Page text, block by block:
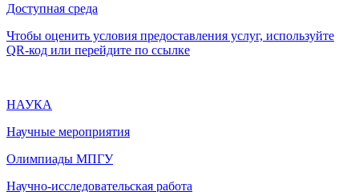
Доступная среда
Чтобы оценить условия предоставления услуг, используйте
QR-код или перейдите по ссылке
НАУКА
Научные мероприятия
Олимпиады МПГУ
Научно-исследовательская работа